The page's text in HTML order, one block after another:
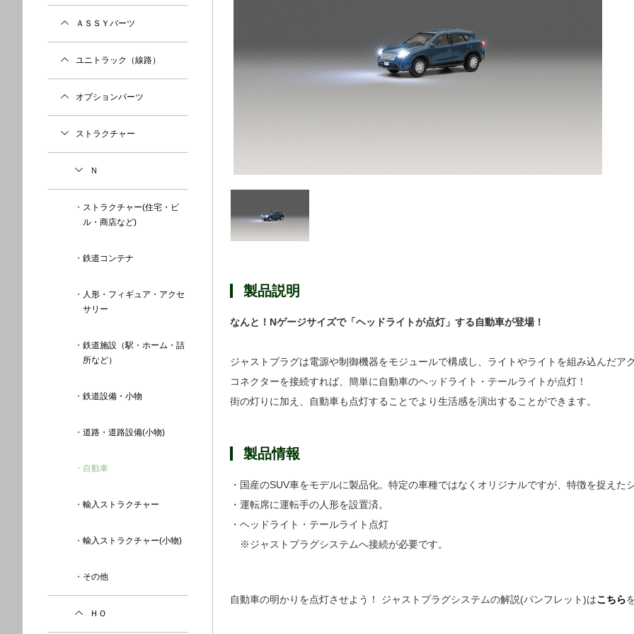
製品説明
なんと！Nゲージサイズで「ヘッドライトが点灯」する自動車が登場！
ジャストプラグは電源や制御機器をモジュールで構成し、ライトやライトを組み込んだ
コネクターを接続すれば、簡単に自動車のヘッドライト・テールライトが点灯！
街の灯りに加え、自動車も点灯することでより生活感を演出することができます。
製品情報
・国産のSUV車をモデルに製品化。特定の車種ではなくオリジナルですが、特徴を捉えた
・運転席に運転手の人形を設置済。
・ヘッドライト・テールライト点灯
※ジャストプラグシステムへ接続が必要です。
自動車の明かりを点灯させよう！ ジャストプラグシステムの解説(パンフレット)はこちら
ＡＳＳＹパーツ
ユニトラック（線路）
オプションパーツ
ストラクチャー
Ｎ
ストラクチャー(住宅・ビ
ル・商店など)
鉄道コンテナ
人形・フィギュア・アクセ
サリー
鉄道施設（駅・ホーム・詰
所など）
鉄道設備・小物
道路・道路設備(小物)
自動車
輸入ストラクチャー
輸入ストラクチャー(小物)
その他
ＨＯ